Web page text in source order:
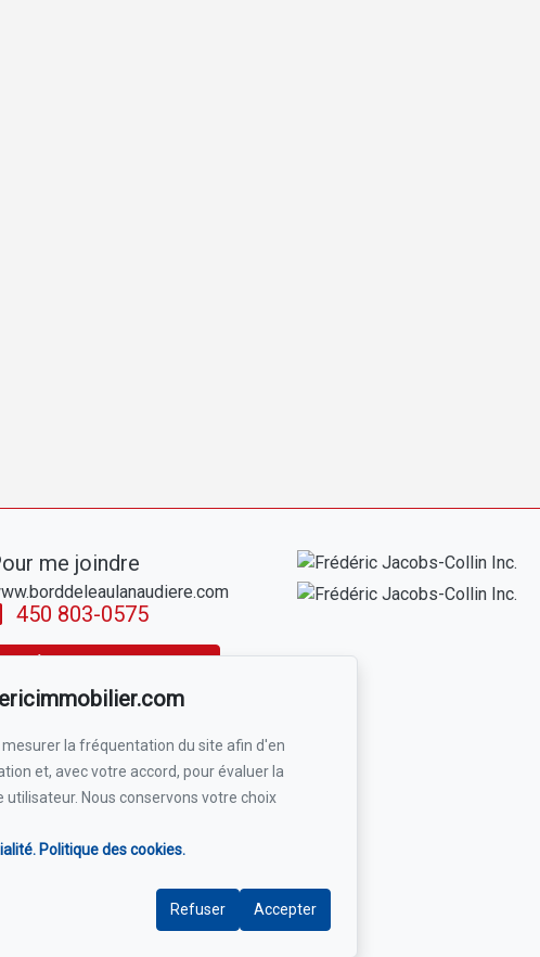
me joindre
450 803-0575
la fréquentation du site afin d'en
et, avec votre accord, pour évaluer la
Nous conservons votre choix
Politique des cookies.
Refuser Accepter